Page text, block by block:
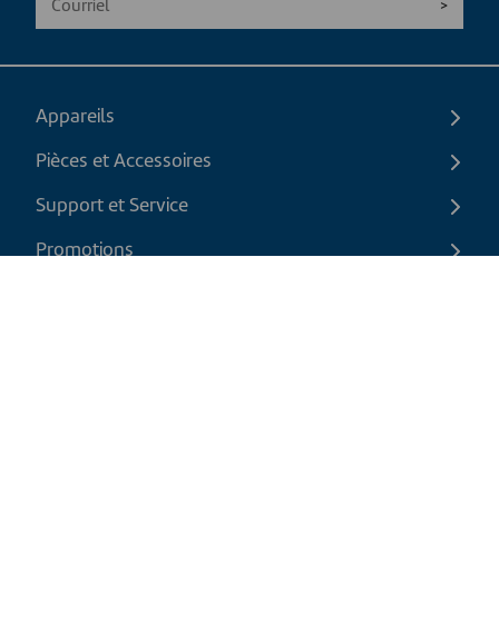
Appareils
Pièces et Accessoires
Support et Service
Promotions